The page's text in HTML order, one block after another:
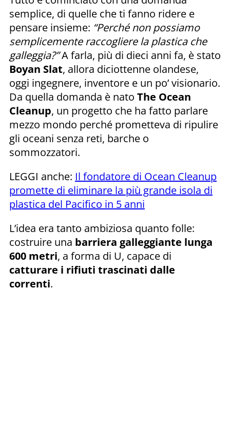
semplice, di quelle che ti fanno ridere e
pensare insieme: “Perché non possiamo
semplicemente raccogliere la plastica che
galleggia?”A farla, più di dieci anni fa, è stato
Boyan Slat, allora diciottenne olandese,
oggi ingegnere, inventore e un po’ visionario.
Da quella domanda è nato The Ocean
Cleanup, un progetto che ha fatto parlare
mezzo mondo perché prometteva di ripulire
gli oceani senza reti, barche o
sommozzatori.
LEGGI anche: Il fondatore di Ocean Cleanup
promette di eliminare la più grande isola di
plastica del Pacifico in 5 anni
L’idea era tanto ambiziosa quanto folle:
costruire una barriera galleggiante lunga
600 metri, a forma di U, capace di
catturare i rifiuti trascinati dalle
correnti.